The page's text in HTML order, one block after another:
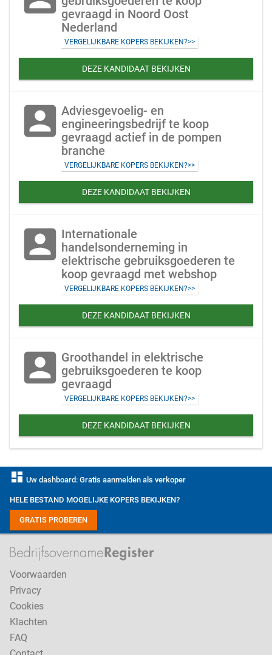
gevraagd in Noord Oost
Nederland
VERGELIJKBARE KOPERS BEKIJKEN?>>
DEZE KANDIDAAT BEKIJKEN
account_box Adviesgevoelig- en
engineeringsbedrijf te koop
gevraagd actief in de pompen
branche
VERGELIJKBARE KOPERS BEKIJKEN?>>
DEZE KANDIDAAT BEKIJKEN
account_box Internationale
handelsonderneming in
elektrische gebruiksgoederen te
koop gevraagd met webshop
VERGELIJKBARE KOPERS BEKIJKEN?>>
DEZE KANDIDAAT BEKIJKEN
account_box Groothandel in elektrische
gebruiksgoederen te koop
gevraagd
VERGELIJKBARE KOPERS BEKIJKEN?>>
DEZE KANDIDAAT BEKIJKEN
dashboard Uw dashboard: Gratis aanmelden als verkoper
HELE BESTAND MOGELIJKE KOPERS BEKIJKEN?
GRATIS PROBEREN
Voorwaarden
Privacy
Cookies
Klachten
FAQ